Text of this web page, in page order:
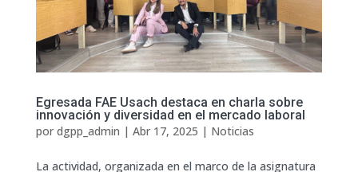
Egresada FAE Usach destaca en charla sobre
innovación y diversidad en el mercado laboral
por dgpp_admin | Abr 17, 2025 | Noticias
La actividad, organizada en el marco de la asignatura